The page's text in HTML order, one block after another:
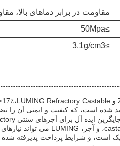
مقاومت در برابر دماهای
≥50Mpa
≥3.1g/cm3
شده است، که کیفیت و ایمنی آن را